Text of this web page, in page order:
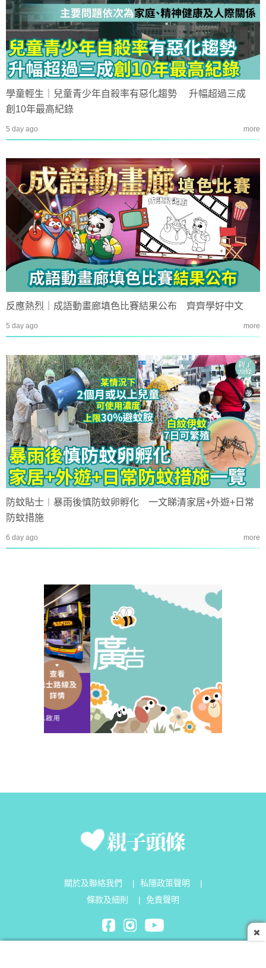
學童輕生｜兒童青少年自殺率有惡化趨勢 升幅超過三成
創10年最高紀錄
5 day ago more
反應熱烈｜成語動畫廊填色比賽結果公布 齊齊學好中文
5 day ago more
防蚊貼士︱暴雨後慎防蚊卵孵化 一文睇清家居+外遊+日常
防蚊措施
6 day ago more
關於及聯絡我們 私隱政策聲明
條款及細則
免責聲明